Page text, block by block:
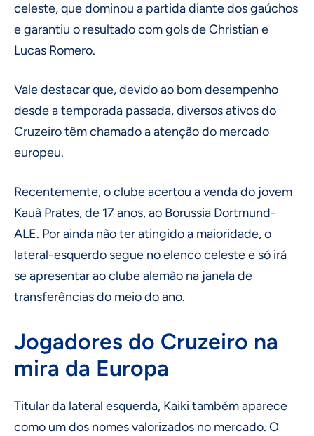
celeste, que dominou a partida diante dos gaúchos
e garantiu o resultado com gols de Christian e
Lucas Romero.
Vale destacar que, devido ao bom desempenho
desde a temporada passada, diversos ativos do
Cruzeiro têm chamado a atenção do mercado
europeu.
Recentemente, o clube acertou a venda do jovem
Kauã Prates, de 17 anos, ao Borussia Dortmund-
ALE. Por ainda não ter atingido a maioridade, o
lateral-esquerdo segue no elenco celeste e só irá
se apresentar ao clube alemão na janela de
transferências do meio do ano.
Jogadores do Cruzeiro na
mira da Europa
Titular da lateral esquerda, Kaiki também aparece
como um dos nomes valorizados no mercado. O